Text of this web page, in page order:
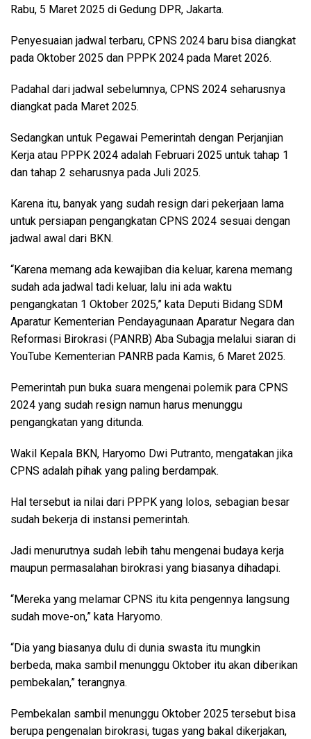
Rabu, 5 Maret 2025 di Gedung DPR, Jakarta.
Penyesuaian jadwal terbaru, CPNS 2024 baru bisa diangkat
pada Oktober 2025 dan PPPK 2024 pada Maret 2026.
Padahal dari jadwal sebelumnya, CPNS 2024 seharusnya
diangkat pada Maret 2025.
Sedangkan untuk Pegawai Pemerintah dengan Perjanjian
Kerja atau PPPK 2024 adalah Februari 2025 untuk tahap 1
dan tahap 2 seharusnya pada Juli 2025.
Karena itu, banyak yang sudah resign dari pekerjaan lama
untuk persiapan pengangkatan CPNS 2024 sesuai dengan
jadwal awal dari BKN.
“Karena memang ada kewajiban dia keluar, karena memang
sudah ada jadwal tadi keluar, lalu ini ada waktu
pengangkatan 1 Oktober 2025,” kata Deputi Bidang SDM
Aparatur Kementerian Pendayagunaan Aparatur Negara dan
Reformasi Birokrasi (PANRB) Aba Subagja melalui siaran di
YouTube Kementerian PANRB pada Kamis, 6 Maret 2025.
Pemerintah pun buka suara mengenai polemik para CPNS
2024 yang sudah resign namun harus menunggu
pengangkatan yang ditunda.
Wakil Kepala BKN, Haryomo Dwi Putranto, mengatakan jika
CPNS adalah pihak yang paling berdampak.
Hal tersebut ia nilai dari PPPK yang lolos, sebagian besar
sudah bekerja di instansi pemerintah.
Jadi menurutnya sudah lebih tahu mengenai budaya kerja
maupun permasalahan birokrasi yang biasanya dihadapi.
“Mereka yang melamar CPNS itu kita pengennya langsung
sudah move-on,” kata Haryomo.
“Dia yang biasanya dulu di dunia swasta itu mungkin
berbeda, maka sambil menunggu Oktober itu akan diberikan
pembekalan,” terangnya.
Pembekalan sambil menunggu Oktober 2025 tersebut bisa
berupa pengenalan birokrasi, tugas yang bakal dikerjakan,